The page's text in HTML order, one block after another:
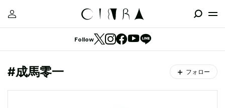
Follow
#成馬零一 フォロー